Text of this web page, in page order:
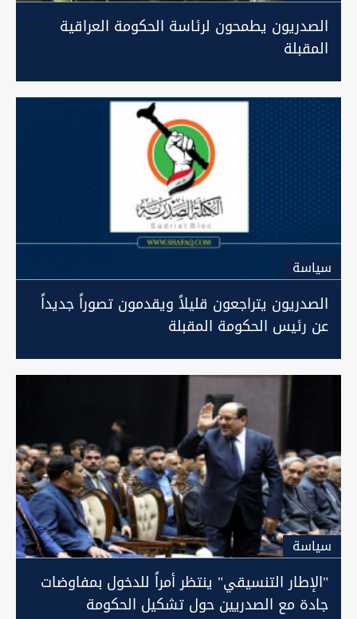
الصدريون يطمحون لرئاسة الحكومة العراقية
المقبلة
سیاسة
الصدريون يتراجعون قليلاً ويقدمون تصوراً جديداً
عن رئيس الحكومة المقبلة
سیاسة
"الإطار التنسيقي" ينتظر أمراً للدخول بمفاوضات
جادة مع الصدريين حول تشكيل الحكومة